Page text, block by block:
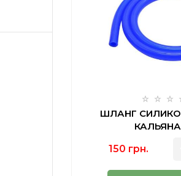
ШЛАНГ
КАЛЬЯНА
150 грн.